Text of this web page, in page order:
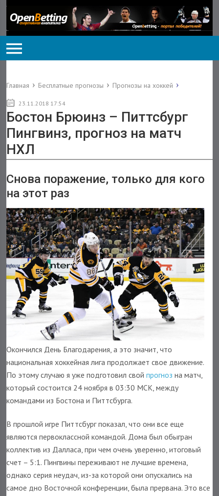
Главная Бесплатные прогнозы Прогнозы на хоккей
23.11.2018 17:54
Бостон Брюинз – Питтсбург
Пингвинз, прогноз на матч
НХЛ
Снова поражение, только для кого
на этот раз
Окончился День Благодарения, а это значит, что
национальная хоккейная лига продолжает свое движение.
По этому случаю я уже подготовил свойпрогноз на матч,
который состоится 24 ноября в 03:30 МСК, между
командами из Бостона и Питтсбурга.
В прошлой игре Питтсбург показал, что они все еще
являются первоклассной командой. Дома был обыгран
коллектив из Далласа, при чем очень уверенно, итоговый
счет – 5:1. Пингвины переживают не лучшие времена,
однако серия неудач, из-за которой они опускались на
самое дно Восточной конференции, была прервана. Это все